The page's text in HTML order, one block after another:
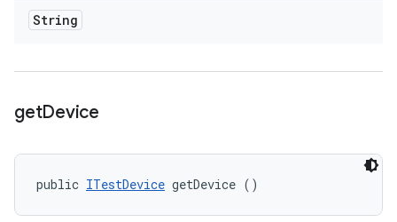
String
getDevice
public ITestDevice getDevice ()